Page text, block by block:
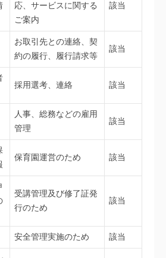
応、サービスに関する
ご案内
該当
お取引先との連絡、契
約の履行、履行請求等
該当
採用選考、連絡 該当
人事、総務などの雇用
管理
該当
保育園運営のため 該当
受講管理及び修了証発
行のため
該当
安全管理実施のため 該当